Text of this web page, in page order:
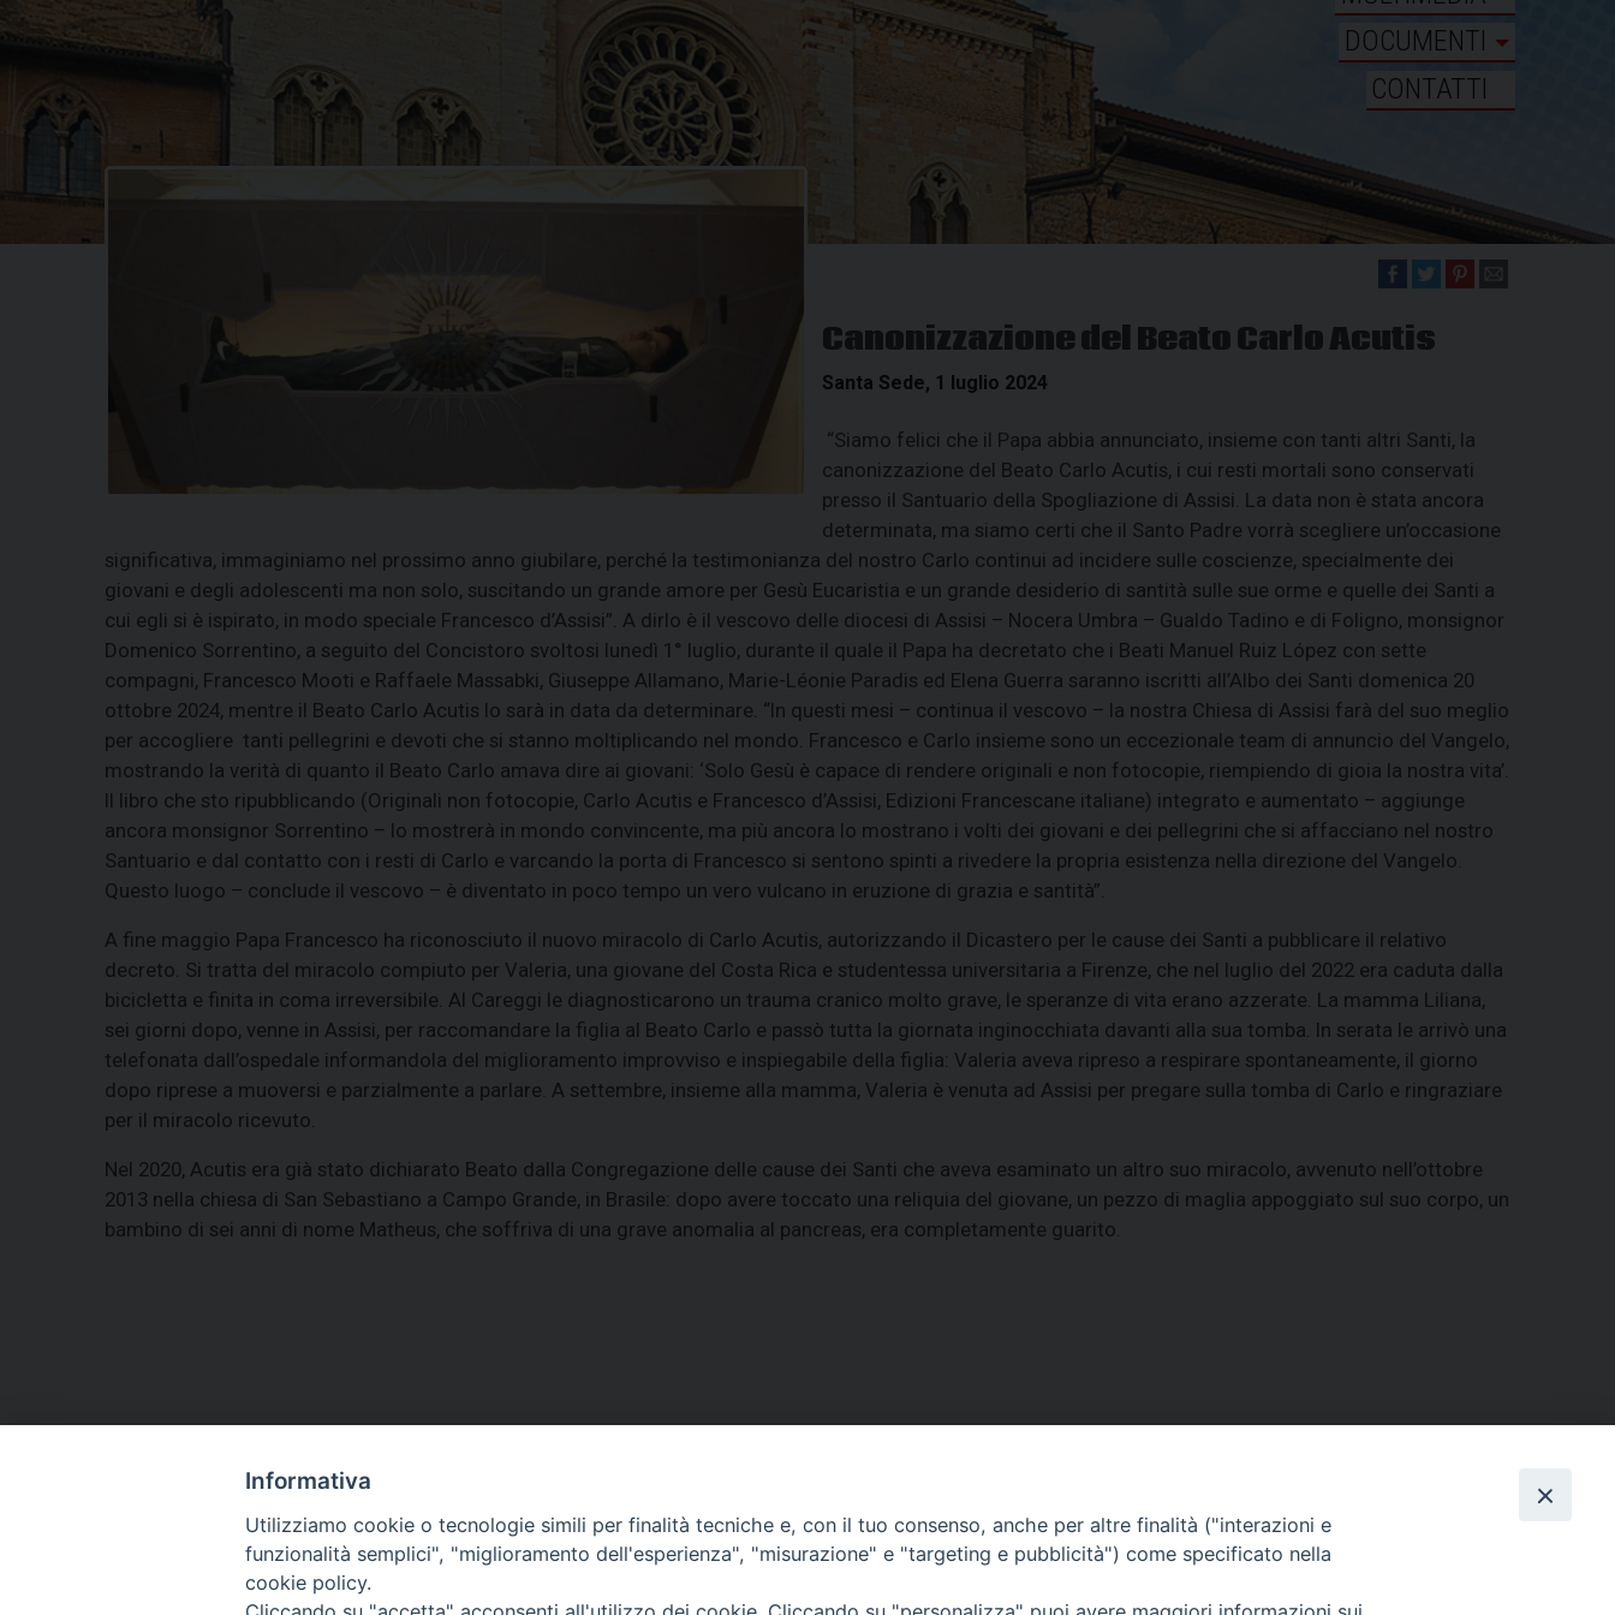
DOCUMENTI
CONTATTI
Canonizzazione del Beato Carlo Acutis
Santa Sede, 1 luglio 2024
“Siamo felici che il Papa abbia annunciato, insieme con tanti altri Santi, la
canonizzazione del Beato Carlo Acutis, i cui resti mortali sono conservati
presso il Santuario della Spogliazione di Assisi. La data non è stata ancora
determinata, ma siamo certi che il Santo Padre vorrà scegliere un’occasione
significativa, immaginiamo nel prossimo anno giubilare, perché la testimonianza del nostro Carlo continui ad incidere sulle coscienze, specialmente dei
giovani e degli adolescenti ma non solo, suscitando un grande amore per Gesù Eucaristia e un grande desiderio di santità sulle sue orme e quelle dei Santi a
cui egli si è ispirato, in modo speciale Francesco d’Assisi”. A dirlo è il vescovo delle diocesi di Assisi – Nocera Umbra – Gualdo Tadino e di Foligno, monsignor
Domenico Sorrentino, a seguito del Concistoro svoltosi lunedì 1° luglio, durante il quale il Papa ha decretato che i Beati Manuel Ruiz López con sette
compagni, Francesco Mooti e Raffaele Massabki, Giuseppe Allamano, Marie-Léonie Paradis ed Elena Guerra saranno iscritti all’Albo dei Santi domenica 20
ottobre 2024, mentre il Beato Carlo Acutis lo sarà in data da determinare. “In questi mesi – continua il vescovo – la nostra Chiesa di Assisi farà del suo meglio
per accogliere tanti pellegrini e devoti che si stanno moltiplicando nel mondo. Francesco e Carlo insieme sono un eccezionale team di annuncio del Vangelo,
mostrando la verità di quanto il Beato Carlo amava dire ai giovani: ‘Solo Gesù è capace di rendere originali e non fotocopie, riempiendo di gioia la nostra vita’.
Il libro che sto ripubblicando (Originali non fotocopie, Carlo Acutis e Francesco d’Assisi, Edizioni Francescane italiane) integrato e aumentato – aggiunge
ancora monsignor Sorrentino – lo mostrerà in mondo convincente, ma più ancora lo mostrano i volti dei giovani e dei pellegrini che si affacciano nel nostro
Santuario e dal contatto con i resti di Carlo e varcando la porta di Francesco si sentono spinti a rivedere la propria esistenza nella direzione del Vangelo.
Questo luogo – conclude il vescovo – è diventato in poco tempo un vero vulcano in eruzione di grazia e santità”.
A fine maggio Papa Francesco ha riconosciuto il nuovo miracolo di Carlo Acutis, autorizzando il Dicastero per le cause dei Santi a pubblicare il relativo
decreto. Si tratta del miracolo compiuto per Valeria, una giovane del Costa Rica e studentessa universitaria a Firenze, che nel luglio del 2022 era caduta dalla
bicicletta e finita in coma irreversibile. Al Careggi le diagnosticarono un trauma cranico molto grave, le speranze di vita erano azzerate. La mamma Liliana,
sei giorni dopo, venne in Assisi, per raccomandare la figlia al Beato Carlo e passò tutta la giornata inginocchiata davanti alla sua tomba. In serata le arrivò una
telefonata dall’ospedale informandola del miglioramento improvviso e inspiegabile della figlia: Valeria aveva ripreso a respirare spontaneamente, il giorno
dopo riprese a muoversi e parzialmente a parlare. A settembre, insieme alla mamma, Valeria è venuta ad Assisi per pregare sulla tomba di Carlo e ringraziare
per il miracolo ricevuto.
Nel 2020, Acutis era già stato dichiarato Beato dalla Congregazione delle cause dei Santi che aveva esaminato un altro suo miracolo, avvenuto nell’ottobre
2013 nella chiesa di San Sebastiano a Campo Grande, in Brasile: dopo avere toccato una reliquia del giovane, un pezzo di maglia appoggiato sul suo corpo, un
bambino di sei anni di nome Matheus, che soffriva di una grave anomalia al pancreas, era completamente guarito.
VESCOVO ORARI MESSE CURIA VESCOVILE TUTELA MINORI UFFICI PASTORALI PERSONE VITA CONSACRATA
Informativa
Utilizziamo cookie o tecnologie simili per finalità tecniche e, con il tuo consenso, anche per altre finalità ("interazioni e
funzionalità semplici", "miglioramento dell'esperienza", "misurazione" e "targeting e pubblicità") come specificato nella
cookie policy.